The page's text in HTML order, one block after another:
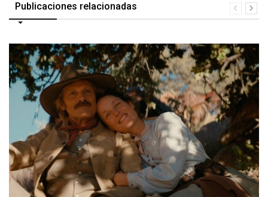
Publicaciones relacionadas